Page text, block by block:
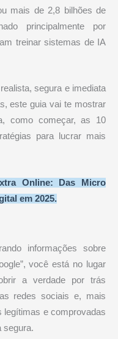
mais de 2,8 bilhões de
principalmente por
treinar sistemas de IA
segura e imediata
este guia vai te mostrar
como começar, as 10
para lucrar mais
Online: Das Micro
em 2025.
informações sobre
você está no lugar
a verdade por trás
redes sociais e, mais
legítimas e comprovadas
segura.